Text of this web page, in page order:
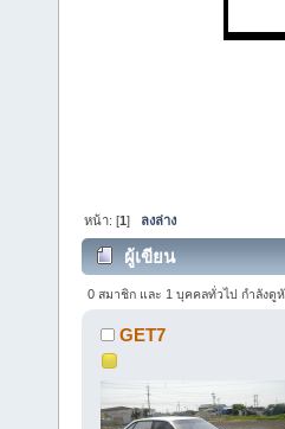
หน้า: [1] ลงล่าง
ผู้เขียน
0 สมาชิก และ 1 บุคคลทั่วไป กำลังดู
GET7